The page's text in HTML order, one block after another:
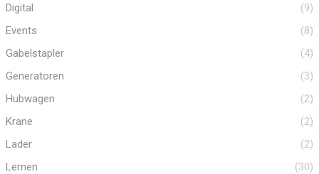
Digital
(9)
Events
(8)
Gabelstapler
(4)
Generatoren
(3)
Hubwagen
(2)
Krane
(2)
Lader
(2)
Lernen
(30)